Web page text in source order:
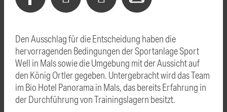
Den Ausschlag für die Entscheidung haben die
hervorragenden Bedingungen der Sportanlage Sport
Well in Mals sowie die Umgebung mit der Aussicht auf
den König Ortler gegeben. Untergebracht wird das Team
im Bio Hotel Panorama in Mals, das bereits Erfahrung in
der Durchführung von Trainingslagern besitzt.